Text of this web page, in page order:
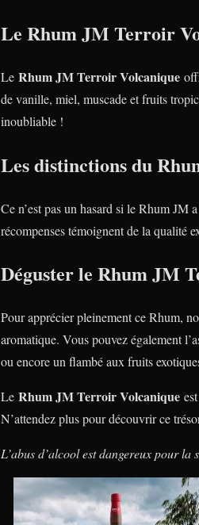
Le Rhum JM Terroir
Le Rhum JM Terroir Volcanique
de vanille, miel, muscade et fruits
inoubliable !
Les distinctions du
Ce n’est pas un hasard si le Rhum JM
récompenses témoignent de la qualité
Déguster le Rhum JM
Pour apprécier pleinement ce Rhum,
aromatique. Vous pouvez également
ou encore un flambé aux fruits
Le Rhum JM Terroir Volcanique
N’attendez plus pour découvrir ce
L’abus d’alcool est dangereux pour la